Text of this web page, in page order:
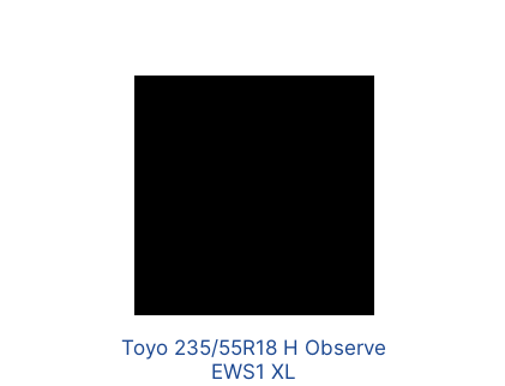
Toyo 235/55R18 H Observe
EWS1 XL